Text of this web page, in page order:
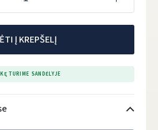
Į KREPŠELĮ
TURIME SANDĖLYJE